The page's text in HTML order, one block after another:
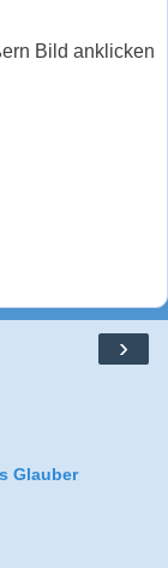
Bild anklicken
›
Glauber